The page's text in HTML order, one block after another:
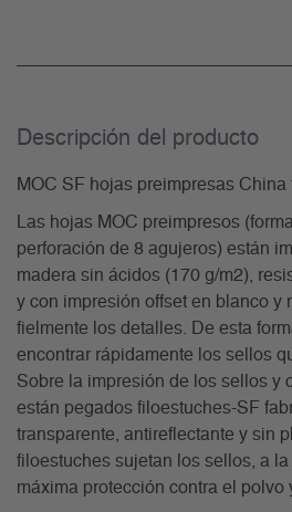
Descripción del producto
MOC SF hojas preimpresas China
Las hojas MOC preimpresos
perforación de 8 agujeros) están
madera sin ácidos (170 g/m2),
y con impresión offset en blanco y
fielmente los detalles. De esta
encontrar rápidamente los sellos
Sobre la impresión de los sellos y
están pegados filoestuches-SF
transparente, antireflectante y sin
filoestuches sujetan los sellos, a
máxima protección contra el polvo